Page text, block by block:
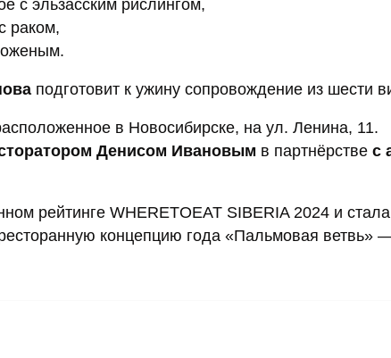
с эльзасским рислингом,
раком,
подготовит к ужину сопровождение из шести
в Новосибирске, на ул. Ленина, 11.
Денисом Ивановым в партнёрстве с
рейтинге WHERETOEAT SIBERIA 2024 и
концепцию года «Пальмовая ветвь»